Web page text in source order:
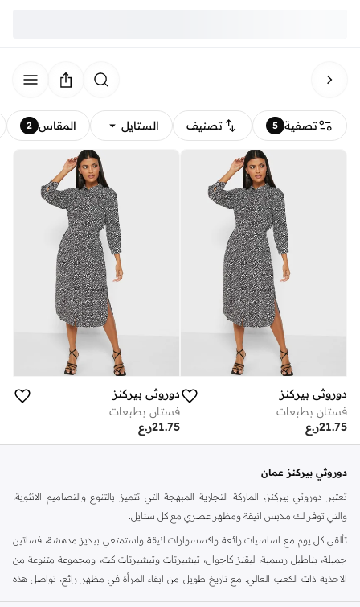
تصفية 5 تصنيف الستايل المقاس 2
دوروثي بيركنز
فستان بطبعات
ر.ع21.75
دوروثي بيركنز
فستان بطبعات
ر.ع21.75
دوروثي بيركنز عمان
تعتبر دوروثي بيركنز، الماركة التجارية المبهجة التي تتميز بالتنوع والتصاميم الانثوية،
والتي توفر لك ملابس انيقة ومظهر عصري مع كل ستايل.
تألقي كل يوم مع اساسيات رائعة واكسسوارات انيقة واستمتعي ببلايز مدهشة، فساتين
جميلة، بناطيل رسمية، ليقنز كاجوال، تيشيرتات وتيشيرتات كت، ومجموعة متنوعة من
الاحذية ذات الكعب العالي. مع تاريخ طويل من ابقاء المرأة في مظهر رائع، تواصل هذه